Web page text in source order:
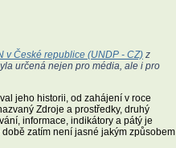
v České republice (UNDP - CZ) z
určená nejen pro média, ale i pro
jeho historii, od zahájení v roce
Zdroje a prostředky, druhý
informace, indikátory a pátý je
zatím není jasné jakým způsobem